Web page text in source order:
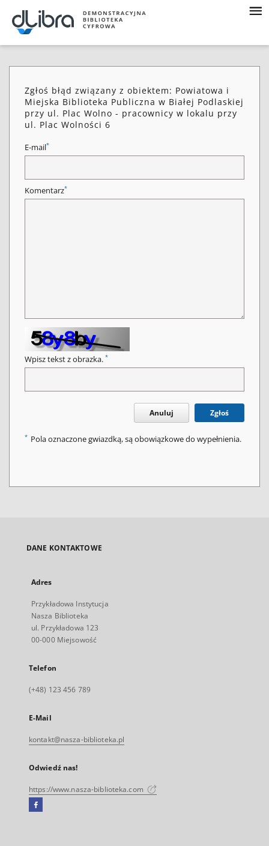
Zgłoś błąd związany z obiektem: Powiatowa i
Miejska Biblioteka Publiczna w Białej Podlaskiej
przy ul. Plac Wolno - pracownicy w lokalu przy
ul. Plac Wolności 6
E-mail*
Komentarz*
Wpisz tekst z obrazka. *
Anuluj Zgłoś
* Pola oznaczone gwiazdką, są obowiązkowe do wypełnienia.
DANE KONTAKTOWE
Adres
Przykładowa Instytucja
Nasza Biblioteka
ul. Przykładowa 123
00-000 Miejsowość
Telefon
(+48) 123 456 789
E-Mail
kontakt@nasza-biblioteka.pl
Odwiedź nas!
https://www.nasza-biblioteka.com
Facebook